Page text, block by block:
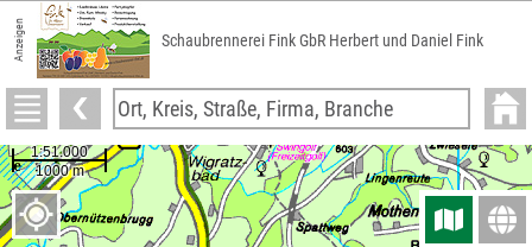
Anzeigen Schaubrennerei Fink GbR Herbert und Daniel Fink